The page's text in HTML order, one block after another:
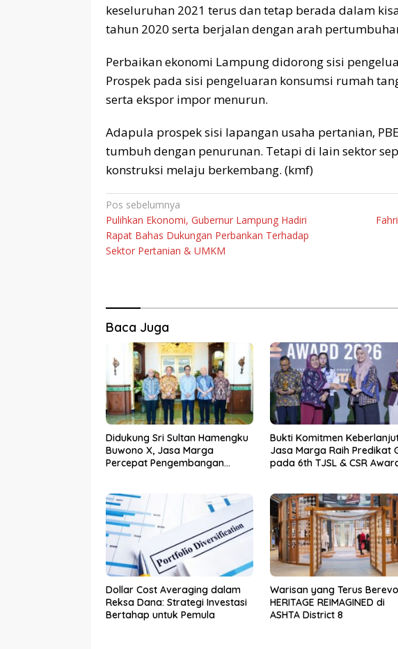
keseluruhan 2021 terus dan tetap berada dalam
tahun 2020 serta berjalan dengan arah
Perbaikan ekonomi Lampung didorong sisi
Prospek pada sisi pengeluaran konsumsi rumah
serta ekspor impor menurun.
Adapula prospek sisi lapangan usaha pertanian,
tumbuh dengan penurunan. Tetapi di lain sektor
konstruksi melaju berkembang. (kmf)
Navigasi
pos
Pos sebelumnya
Pulihkan Ekonomi, Gubernur Lampung Hadiri
Rapat Bahas Dukungan Perbankan Terhadap
Sektor Pertanian & UMKM
Baca Juga
Didukung Sri Sultan Hamengku
Buwono X, Jasa Marga
Percepat Pengembangan
DIY
Bukti Komitmen
Jasa Marga Raih Predikat
pada 6th TJSL & CSR
Dollar Cost Averaging dalam
Reksa Dana: Strategi Investasi
Bertahap untuk Pemula
Warisan yang Terus
HERITAGE REIMAGINED di
ASHTA District 8